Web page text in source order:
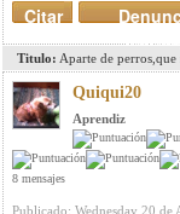
Citar
Titulo: Aparte de perros,que
Quiqui20
Aprendiz
8 mensajes
Publicado: Wednesday 20